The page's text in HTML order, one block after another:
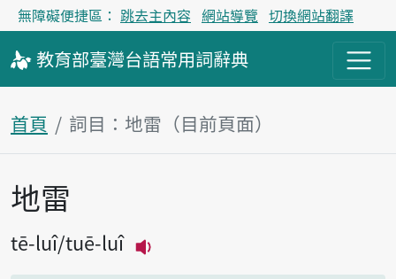
無障礙便捷區： 跳去主內容 網站導覽 切換網站翻譯
教育部臺灣台語常用詞辭典
首頁 詞目：地雷（目前頁面）
主內容區塊
地雷
tē-luî tuē-luî